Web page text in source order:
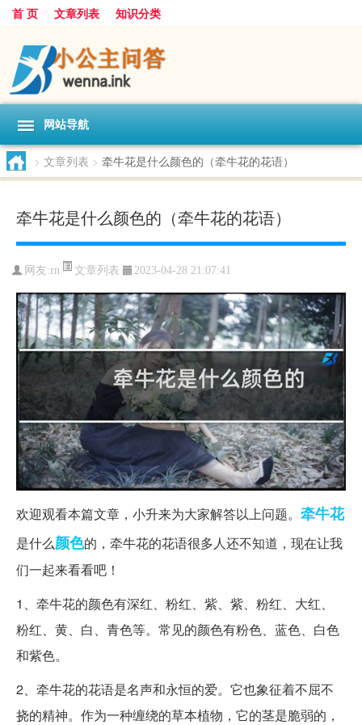
首 页 文章列表 知识分类
网站导航
> 文章列表 > 牵牛花是什么颜色的（牵牛花的花语）
牵牛花是什么颜色的（牵牛花的花语）
网友:rn 文章列表 2023-04-28 21:07:41
欢迎观看本篇文章，小升来为大家解答以上问题。 牵牛花
是什么颜色的，牵牛花的花语很多人还不知道，现在让我
们一起来看看吧！
1、牵牛花的颜色有深红、粉红、紫、紫、粉红、大红、
粉红、黄、白、青色等。常见的颜色有粉色、蓝色、白色
和紫色。
2、牵牛花的花语是名声和永恒的爱。它也象征着不屈不
挠的精神。作为一种缠绕的草本植物，它的茎是脆弱的，